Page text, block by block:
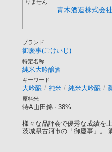
りません
青木酒造株式会
ブランド
御慶事(ごけいじ)
特定名称
純米大吟醸酒
キーワード
大吟醸 / 純米 / 純米大吟醸 /
原料米
特A山田錦 - 38%
様々な品評会で優秀な成績を
茨城県古河市の「御慶事」。